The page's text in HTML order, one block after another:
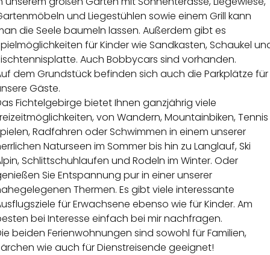
und Liegestühlen sowie einem Grill kann
die Seele baumeln lassen. Außerdem gibt es
für Kinder wie Sandkasten, Schaukel
Auch Bobbycars sind vorhanden.
dem Grundstück befinden sich auch die Parkplätze für
Gäste.
Fichtelgebirge bietet Ihnen ganzjährig viele
von Wandern, Mountainbiken, Tennis
Radfahren oder Schwimmen in einem unserer
Naturseen im Sommer bis hin zu Langlauf, Ski
Schlittschuhlaufen und Rodeln im Winter. Oder
Sie Entspannung pur in einer unserer
Thermen. Es gibt viele interessante
für Erwachsene ebenso wie für Kinder. Am
bei Interesse einfach bei mir nachfragen.
beiden Ferienwohnungen sind sowohl für Familien,
wie auch für Dienstreisende geeignet!